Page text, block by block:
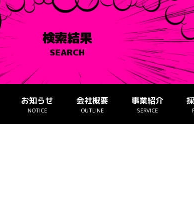
検索結果
SEARCH
お知らせ
NOTICE
会社概要
OUTLINE
事業紹介
SERVICE